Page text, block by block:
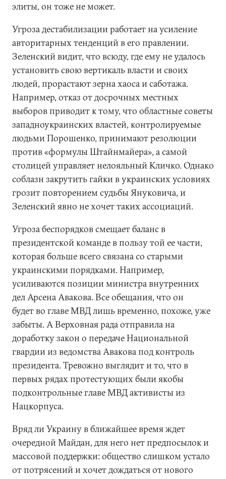
элиты, он тоже не может.
Угроза дестабилизации работает на усиление
авторитарных тенденций в его правлении.
Зеленский видит, что всюду, где ему не удалось
установить свою вертикаль власти и своих
людей, прорастают зерна хаоса и саботажа.
Например, отказ от досрочных местных
выборов приводит к тому, что областные советы
западноукраинских властей, контролируемые
людьми Порошенко, принимают резолюции
против «формулы Штайнмайера», а самой
столицей управляет нелояльный Кличко. Однако
соблазн закрутить гайки в украинских условиях
грозит повторением судьбы Януковича, и
Зеленский явно не хочет таких ассоциаций.
Угроза беспорядков смещает баланс в
президентской команде в пользу той ее части,
которая больше всего связана со старыми
украинскими порядками. Например,
усиливаются позиции министра внутренних
дел Арсена Авакова. Все обещания, что он
будет во главе МВД лишь временно, похоже, уже
забыты. А Верховная рада отправила на
доработку закон о передаче Национальной
гвардии из ведомства Авакова под контроль
президента. Тревожно выглядит и то, что в
первых рядах протестующих были якобы
подконтрольные главе МВД активисты из
Нацкорпуса.
Вряд ли Украину в ближайшее время ждет
очередной Майдан, для него нет предпосылок и
массовой поддержки: общество слишком устало
от потрясений и хочет дождаться от нового